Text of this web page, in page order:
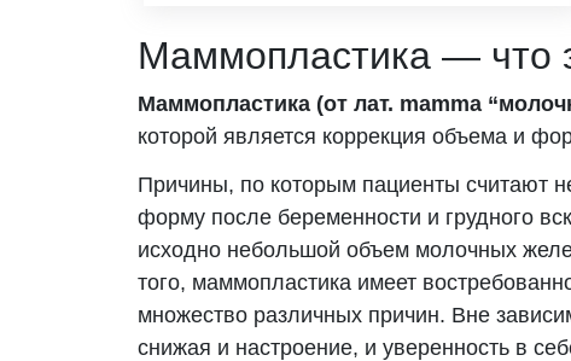
Маммопластика — что
Маммопластика (от лат. mamma
которой является коррекция объема и
Причины, по которым пациенты считают
форму после беременности и грудного
исходно небольшой объем молочных
того, маммопластика имеет
множество различных причин. Вне
снижая и настроение, и уверенность в